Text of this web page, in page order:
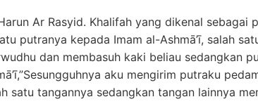
Ar Rasyid. Khalifah yang dikenal sebagai
putranya kepada Imam al-Ashmā’ī, salah
dan membasuh kaki beliau sedangkan
aku mengirim putraku
tangannya sedangkan tangan lainnya